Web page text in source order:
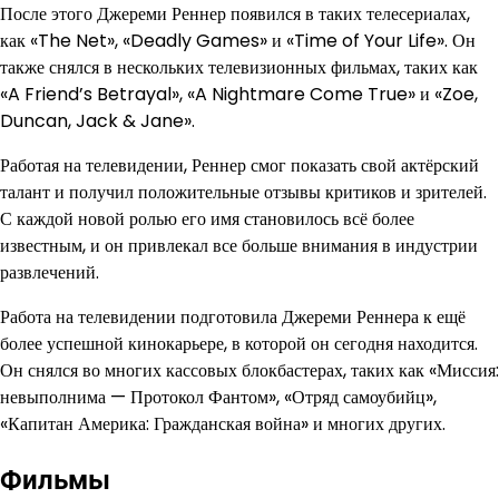
После этого Джереми Реннер появился в таких телесериалах,
как «The Net», «Deadly Games» и «Time of Your Life». Он
также снялся в нескольких телевизионных фильмах, таких как
«A Friend’s Betrayal», «A Nightmare Come True» и «Zoe,
Duncan, Jack & Jane».
Работая на телевидении, Реннер смог показать свой актёрский
талант и получил положительные отзывы критиков и зрителей.
С каждой новой ролью его имя становилось всё более
известным, и он привлекал все больше внимания в индустрии
развлечений.
Работа на телевидении подготовила Джереми Реннера к ещё
более успешной кинокарьере, в которой он сегодня находится.
Он снялся во многих кассовых блокбастерах, таких как «Миссия:
невыполнима — Протокол Фантом», «Отряд самоубийц»,
«Капитан Америка: Гражданская война» и многих других.
Фильмы